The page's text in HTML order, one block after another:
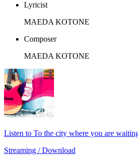
Lyricist
MAEDA KOTONE
Composer
MAEDA KOTONE
Listen to To the city where you are
Streaming / Download